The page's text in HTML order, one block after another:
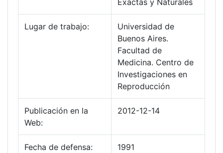
Exactas y Naturales
Lugar de trabajo:
Universidad de
Buenos Aires.
Facultad de
Medicina. Centro de
Investigaciones en
Reproducción
Publicación en la
Web:
2012-12-14
Fecha de defensa: 1991